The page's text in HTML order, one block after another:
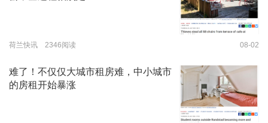
荷兰快讯 2346阅读 08-02
难了！不仅仅大城市租房难，中小城市
的房租开始暴涨